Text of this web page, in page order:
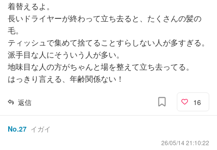
着替えるよ。
長いドライヤーが終わって立ち去ると、たくさんの髪の
毛。
ティッシュで集めて捨てることすらしない人が多すぎる。
派手目な人にそういう人が多い。
地味目な人の方がちゃんと場を整えて立ち去ってる。
はっきり言える、年齢関係ない！
返信 16
No.27 イガイ
26/05/14 21:10:22